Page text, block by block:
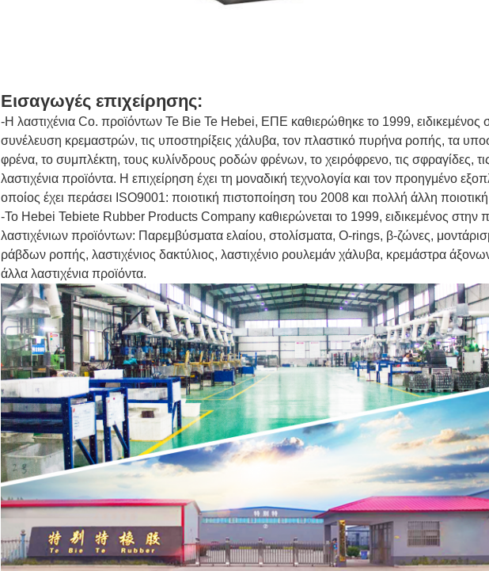
Εισαγωγές επιχείρησης:
-Η λαστιχένια Co. προϊόντων Te Bie Te Hebei, ΕΠΕ καθιερώθηκε το 1999, ειδικεμένος
συνέλευση κρεμαστρών, τις υποστηρίξεις χάλυβα, τον πλαστικό πυρήνα ροπής, τα
φρένα, το συμπλέκτη, τους κυλίνδρους ροδών φρένων, το χειρόφρενο, τις σφραγίδες,
λαστιχένια προϊόντα. Η επιχείρηση έχει τη μοναδική τεχνολογία και τον προηγμένο
οποίος έχει περάσει ISO9001: ποιοτική πιστοποίηση του 2008 και πολλή άλλη
-Το Hebei Tebiete Rubber Products Company καθιερώνεται το 1999, ειδικεμένος
λαστιχένιων προϊόντων: Παρεμβύσματα ελαίου, στολίσματα, O-rings, β-ζώνες,
ράβδων ροπής, λαστιχένιος δακτύλιος, λαστιχένιο ρουλεμάν χάλυβα, κρεμάστρα
άλλα λαστιχένια προϊόντα.